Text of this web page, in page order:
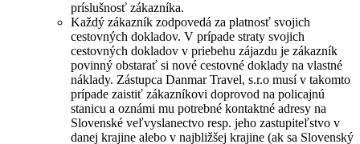
príslušnosť zákazníka.
Každý zákazník zodpovedá za platnosť svojich
cestovných dokladov. V prípade straty svojich
cestovných dokladov v priebehu zájazdu je zákazník
povinný obstarať si nové cestovné doklady na vlastné
náklady. Zástupca Danmar Travel, s.r.o musí v takomto
prípade zaistiť zákazníkovi doprovod na policajnú
stanicu a oznámi mu potrebné kontaktné adresy na
Slovenské veľvyslanectvo resp. jeho zastupiteľstvo v
danej krajine alebo v najbližšej krajine (ak sa Slovenský